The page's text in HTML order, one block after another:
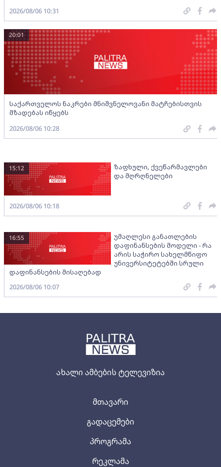
ახალი ამბების ტელევიზია
მთავარი
გადაცემები
პროგრამა
რეკლამა
2026/08/06 10:31
საქართველოს ნაკრები მნიშვნელოვანი მატჩებისთვის
მზადებას იწყებს
20:01
2026/08/06 10:28
ზაფხული, ქვეწარმავლები
და მღრღნელები
15:12
2026/08/06 10:18
უმაღლესი განათლების
დაფინანსების მოდელი - რა
არის საჭირო სახელმწიფო
უნივერსიტეტებში სრული
დაფინანსების მისაღებად
16:55
2026/08/06 10:07